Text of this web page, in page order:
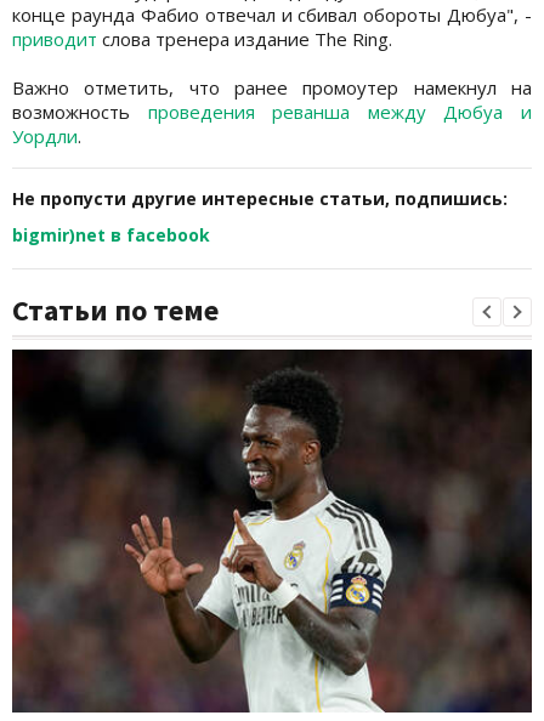
конце раунда Фабио отвечал и сбивал обороты Дюбуа", -
приводит слова тренера издание The Ring.
Важно отметить, что ранее промоутер намекнул на
возможность проведения реванша между Дюбуа и
Уордли.
Не пропусти другие интересные статьи, подпишись:
bigmir)net в facebook
Статьи по теме